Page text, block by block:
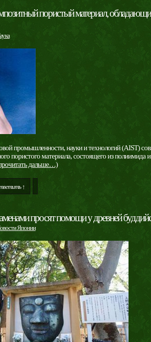
пористый материал,
промышленности, науки и технологий (AIST)
пористого материала, состоящего из
дальше…)
↑
просят помощи у древней
Японии